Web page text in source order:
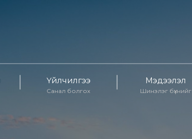
Үйлчилгээ
Санал болгох
Мэдээлэл
Шинэлэг бүхнийг